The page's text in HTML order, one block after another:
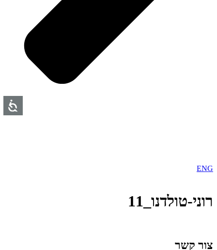
ENG
רוני-טולדנו_11
צור קשר